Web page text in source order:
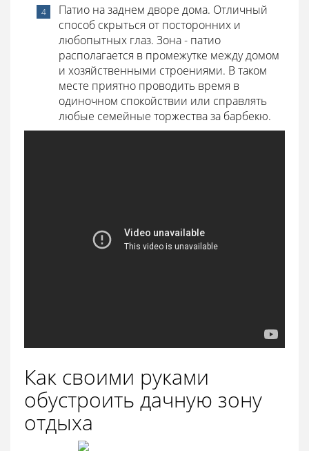
Патио на заднем дворе дома. Отличный
способ скрыться от посторонних и
любопытных глаз. Зона - патио
располагается в промежутке между домом
и хозяйственными строениями. В таком
месте приятно проводить время в
одиночном спокойствии или справлять
любые семейные торжества за барбекю.
Как своими руками
обустроить дачную зону
отдыха